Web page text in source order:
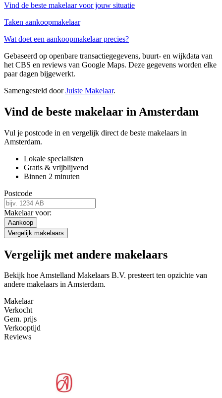
Vind de beste makelaar voor jouw situatie
Taken aankoopmakelaar
Wat doet een aankoopmakelaar precies?
Gebaseerd op openbare transactiegegevens, buurt- en wijkdata van
het CBS en reviews van Google Maps. Deze gegevens worden elke
paar dagen bijgewerkt.
Samengesteld doorJuiste Makelaar.
Vind de beste makelaar in Amsterdam
Vul je postcode in en vergelijk direct de beste makelaars in
Amsterdam.
Lokale specialisten
Gratis & vrijblijvend
Binnen 2 minuten
Postcode
Makelaar voor:
Aankoop
Vergelijk makelaars
Vergelijk met andere makelaars
Bekijk hoe Amstelland Makelaars B.V. presteert ten opzichte van
andere makelaars in Amsterdam.
Makelaar
Verkocht
Gem. prijs
Verkooptijd
Reviews